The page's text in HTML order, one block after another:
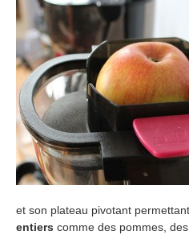
et son plateau pivotant
entiers comme des pommes,